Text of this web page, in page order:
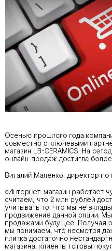
Осенью прошлого года
совместно с ключевыми
магазин LB-CERAMICS. На
онлайн-продаж достигла
Виталий Маленко, директор по
«Интернет-магазин работает
считаем, что 2 млн рублей
учитывать то, что мы не
продвижение данной опции.
продажами будущее. Получая
мы понимаем, что несмотря
плитка достаточно
магазина, клиенты готовы